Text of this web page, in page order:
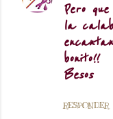
Pero
la
bonito!!
Besos
RESPONDER